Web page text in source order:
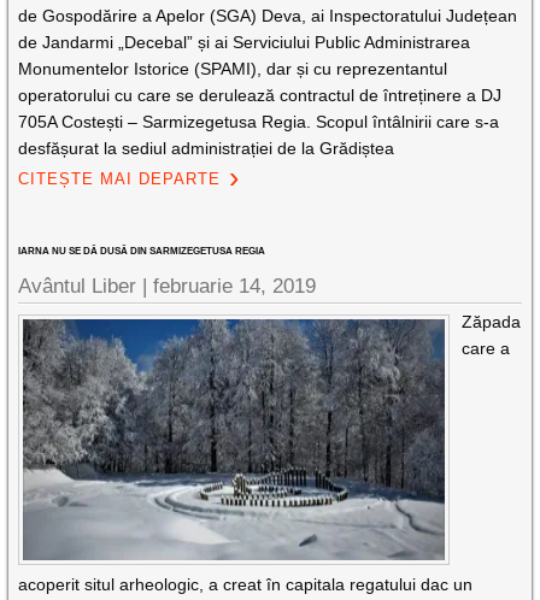
de Gospodărire a Apelor (SGA) Deva, ai Inspectoratului Județean
de Jandarmi „Decebal” și ai Serviciului Public Administrarea
Monumentelor Istorice (SPAMI), dar și cu reprezentantul
operatorului cu care se derulează contractul de întreținere a DJ
705A Costești – Sarmizegetusa Regia. Scopul întâlnirii care s-a
desfășurat la sediul administrației de la Grădiștea
CITEȘTE MAI DEPARTE
IARNA NU SE DĂ DUSĂ DIN SARMIZEGETUSA REGIA
Avântul Liber |februarie 14, 2019
Zăpada
care a
acoperit situl arheologic, a creat în capitala regatului dac un